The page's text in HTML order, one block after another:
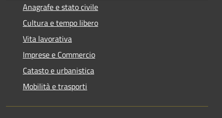
Anagrafe e stato civile
Cultura e tempo libero
Vita lavorativa
Imprese e Commercio
Catasto e urbanistica
Mobilità e trasporti